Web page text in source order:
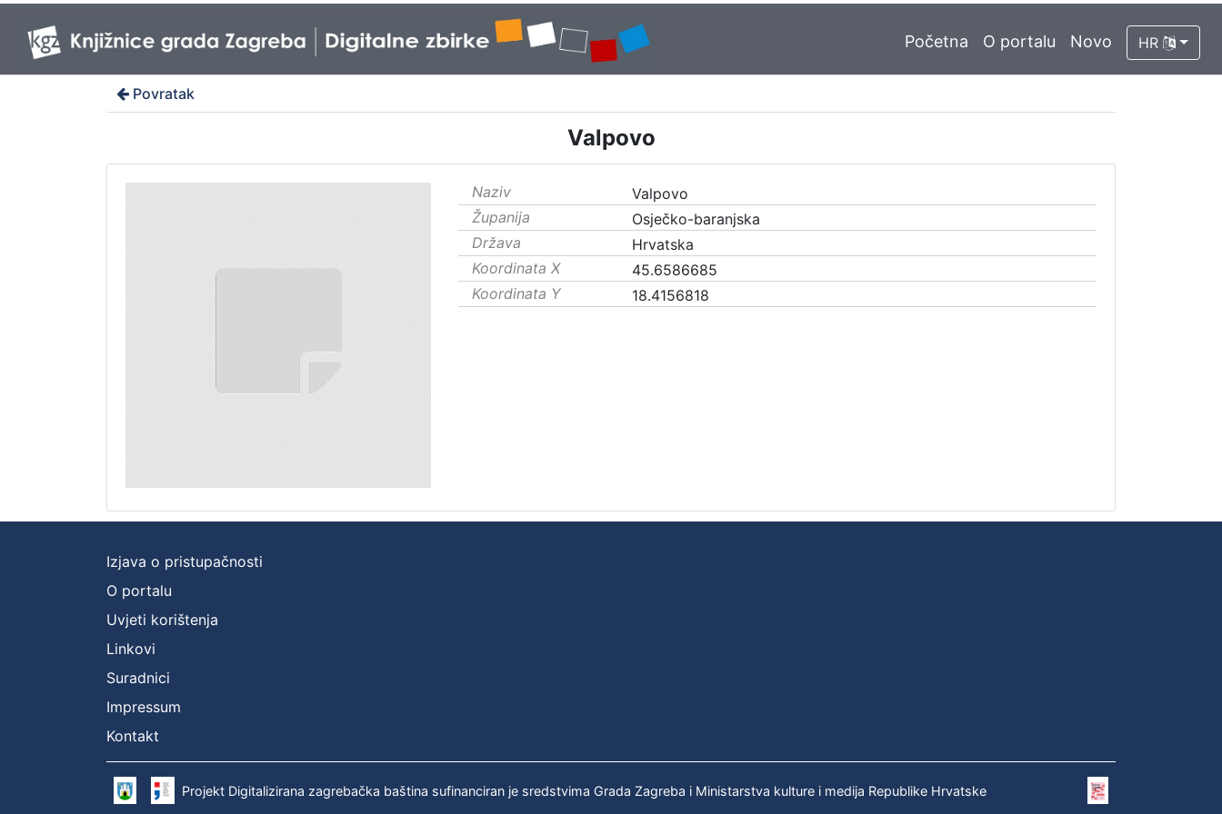
Početna O portalu Novo HR
Povratak
Valpovo
Naziv
Valpovo
Županija
Osječko-baranjska
Država
Hrvatska
Koordinata X
45.6586685
Koordinata Y
18.4156818
Izjava o pristupačnosti
O portalu
Uvjeti korištenja
Linkovi
Suradnici
Impressum
Kontakt
Projekt Digitalizirana zagrebačka baština sufinanciran je sredstvima Grada Zagreba i Ministarstva kulture i medija Republike Hrvatske